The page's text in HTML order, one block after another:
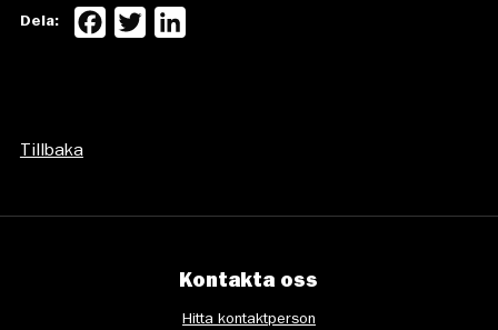
Dela: Facebook
Twitter
Tillbaka
Kontakta oss
Hitta kontaktperson